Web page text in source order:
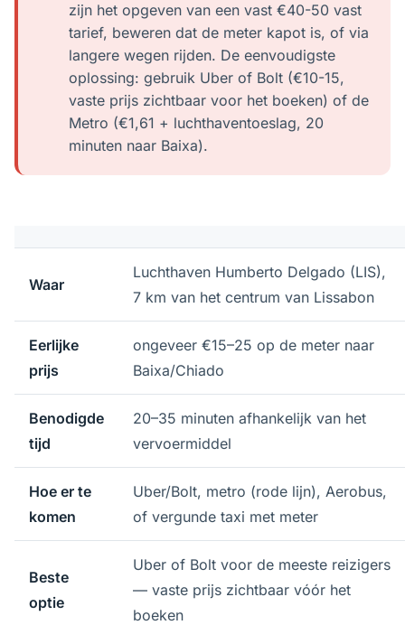
zijn het opgeven van een vast €40-50 vast
tarief, beweren dat de meter kapot is, of via
langere wegen rijden. De eenvoudigste
oplossing: gebruik Uber of Bolt (€10-15,
vaste prijs zichtbaar voor het boeken) of de
Metro (€1,61 + luchthaventoeslag, 20
minuten naar Baixa).
Waar
Luchthaven Humberto Delgado (LIS),
7 km van het centrum van Lissabon
Eerlijke
prijs
ongeveer €15–25 op de meter naar
Baixa/Chiado
Benodigde
tijd
20–35 minuten afhankelijk van het
vervoermiddel
Hoe er te
komen
Uber/Bolt, metro (rode lijn), Aerobus,
of vergunde taxi met meter
Beste
optie
Uber of Bolt voor de meeste reizigers
— vaste prijs zichtbaar vóór het
boeken